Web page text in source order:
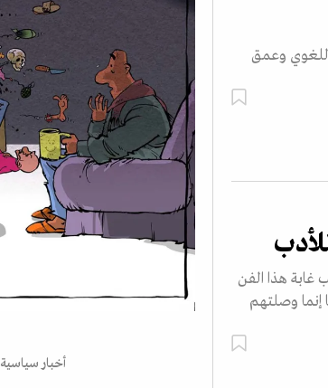
اللغوي وعمق
غابة هذا الفن
إنما وصلتهم
أخبار سياسية